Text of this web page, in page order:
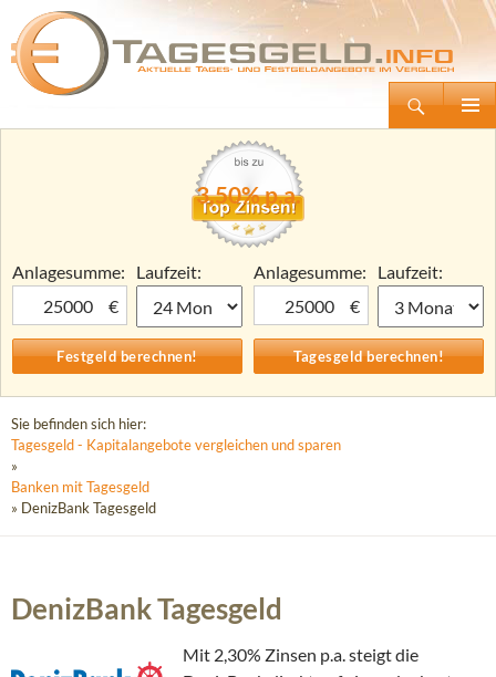
Tagesgeld.info – Tagesgeldkonten vergleichen und Tagesgeld-Zinsen berechnen
Zum
3,50% p.a.
Anlagesumme:
€
Laufzeit:
Anlagesumme:
€
Laufzeit:
Sie befinden sich hier:
Tagesgeld - Kapitalangebote vergleichen und sparen
»
Banken mit Tagesgeld
» DenizBank Tagesgeld
DenizBank Tagesgeld
Mit 2,30% Zinsen p.a. steigt die